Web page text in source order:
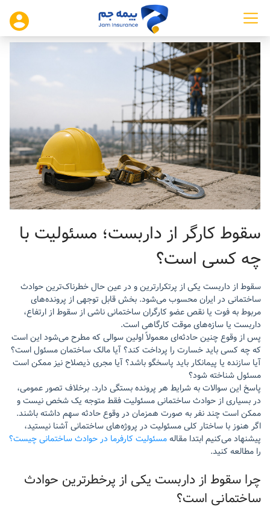
سقوط کارگر از داربست؛ مسئولیت با
چه کسی است؟
سقوط از داربست یکی از پرتکرارترین و در عین حال خطرناک‌ترین حوادث
ساختمانی در ایران محسوب می‌شود. بخش قابل توجهی از پرونده‌های
مربوط به فوت یا نقص عضو کارگران ساختمانی ناشی از سقوط از ارتفاع،
داربست یا سازه‌های موقت کارگاهی است.
پس از وقوع چنین حادثه‌ای معمولاً اولین سوالی که مطرح می‌شود این است
که چه کسی باید خسارت را پرداخت کند؟ آیا مالک ساختمان مسئول است؟
آیا سازنده یا پیمانکار باید پاسخگو باشد؟ آیا مجری ذیصلاح نیز ممکن است
مسئول شناخته شود؟
پاسخ این سوالات به شرایط هر پرونده بستگی دارد. برخلاف تصور عمومی،
در بسیاری از حوادث ساختمانی مسئولیت فقط متوجه یک شخص نیست و
ممکن است چند نفر به صورت همزمان در وقوع حادثه سهم داشته باشند.
اگر هنوز با ساختار کلی مسئولیت در پروژه‌های ساختمانی آشنا نیستید،
پیشنهاد می‌کنیم ابتدا مقالهمسئولیت کارفرما در حوادث ساختمانی چیست؟
را مطالعه کنید.
چرا سقوط از داربست یکی از پرخطرترین حوادث
ساختمانی است؟